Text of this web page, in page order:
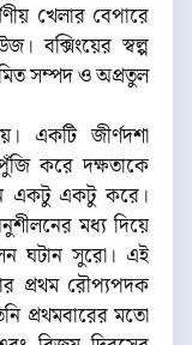
খেলার বেপারে
বক্সিংয়ের স্বল্প
সম্পদ ও অপ্রতুল
একটি জীর্ণদশা
করে দক্ষতাকে
একটু একটু করে।
মধ্য দিয়ে
ঘটান সুরো। এই
প্রথম রৌপ্যপদক
প্রথমবারের মতো